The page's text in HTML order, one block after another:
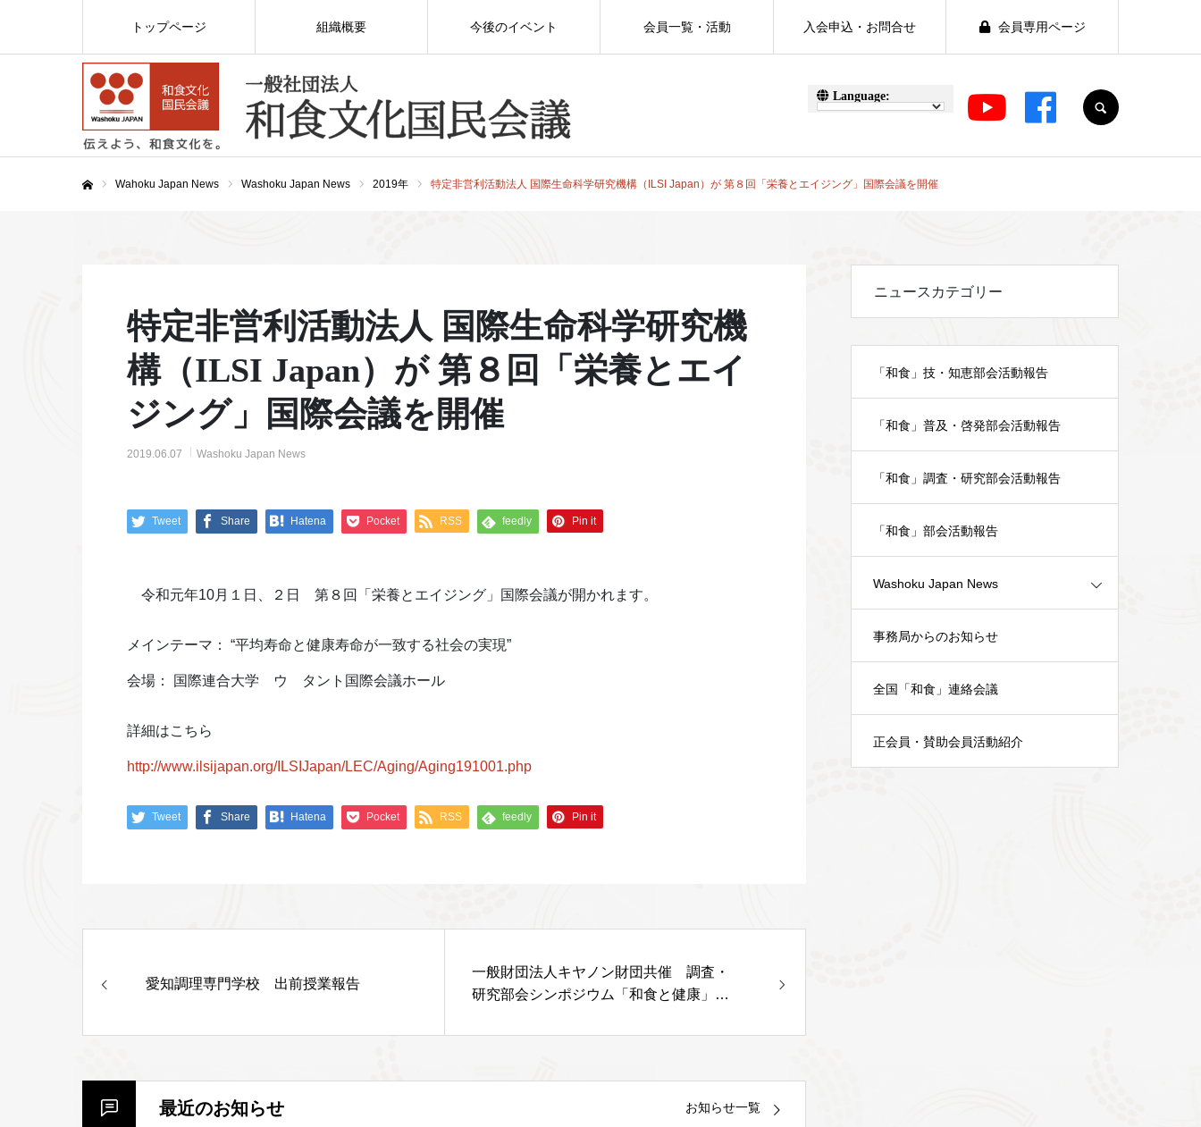
SEARCH
トップページ 組織概要 今後のイベント 会員一覧・活動 入会申込・お問合せ 会員専用ページ
Wahoku Japan News Washoku Japan News 2019年 特定非営利活動法人 国際生命科学研究機構（ILSI Japan）が 第８回「栄養とエイジング」国際会議を開催
特定非営利活動法人 国際生命科学研究機
構（ILSI Japan）が 第８回「栄養とエイ
ジング」国際会議を開催
2019.06.07 Washoku Japan News
Tweet Share Hatena Pocket RSS feedly Pin it
令和元年10月１日、２日 第８回「栄養とエイジング」国際会議が開かれます。
メインテーマ： “平均寿命と健康寿命が一致する社会の実現”
会場： 国際連合大学 ウ タント国際会議ホール
詳細はこちら
http://www.ilsijapan.org/ILSIJapan/LEC/Aging/Aging191001.php
Tweet Share Hatena Pocket RSS feedly Pin it
愛知調理専門学校 出前授業報告
一般財団法人キヤノン財団共催 調査・
研究部会シンポジウム「和食と健康」～
～ 開催報告
最近のお知らせ お知らせ一覧
ニュースカテゴリー
「和食」技・知恵部会活動報告
「和食」普及・啓発部会活動報告
「和食」調査・研究部会活動報告
「和食」部会活動報告
Washoku Japan News
事務局からのお知らせ
全国「和食」連絡会議
正会員・賛助会員活動紹介